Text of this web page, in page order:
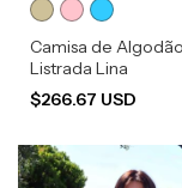
Camisa de Algodão
Listrada Lina
$266.67 USD